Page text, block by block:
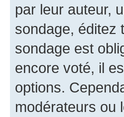
par leur auteur,
sondage, éditez
sondage est
encore voté, il
options.
modérateurs ou